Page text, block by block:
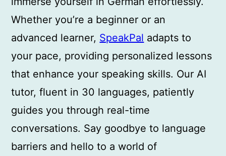
Whether you’re a beginner or an
advanced learner, SpeakPal adapts to
your pace, providing personalized lessons
that enhance your speaking skills. Our AI
tutor, fluent in 30 languages, patiently
guides you through real-time
conversations. Say goodbye to language
barriers and hello to a world of